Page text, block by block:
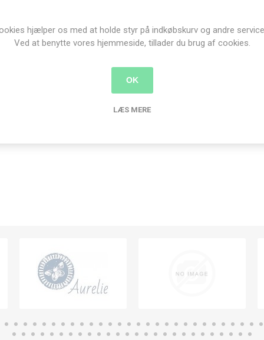
hjælper os med at holde styr på indkøbskurv og andre
Ved at benytte vores hjemmeside, tillader du brug af cookies.
OK
LÆS MERE